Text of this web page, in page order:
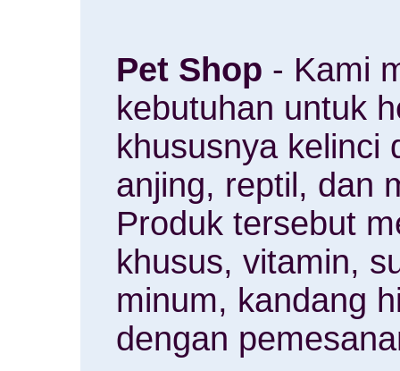
Pet Shop - Kami
kebutuhan untuk
khususnya kelinci
anjing, reptil, dan
Produk tersebut
khusus, vitamin,
minum, kandang
dengan